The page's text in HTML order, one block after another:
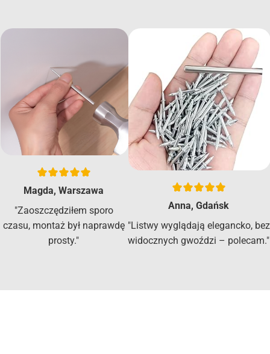
Magda, Warszawa
"Zaoszczędziłem sporo
czasu, montaż był naprawdę
prosty."
Anna, Gdańsk
"Listwy wyglądają elegancko, bez
widocznych gwoździ – polecam."